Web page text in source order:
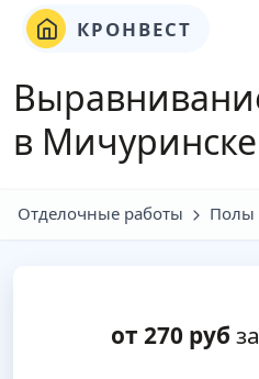
КРОНВЕСТ
в Мичуринске
Отделочные работы Полы
от 270руб